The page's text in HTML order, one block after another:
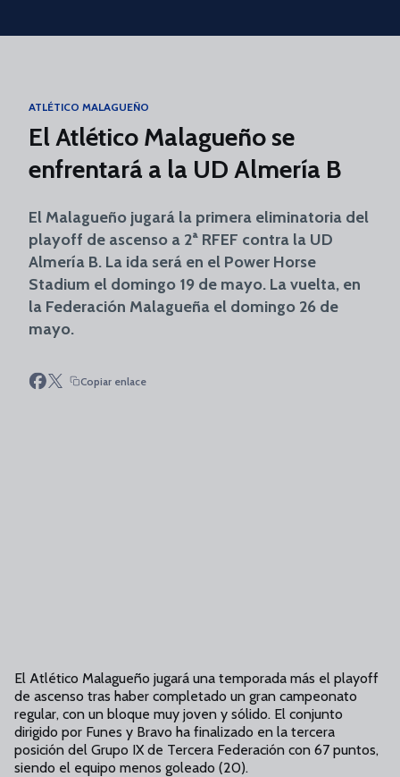
Skip to main content
ATLÉTICO MALAGUEÑO
El Atlético Malagueño se
enfrentará a la UD Almería B
El Malagueño jugará la primera eliminatoria del
playoff de ascenso a 2ª RFEF contra la UD
Almería B. La ida será en el Power Horse
Stadium el domingo 19 de mayo. La vuelta, en
la Federación Malagueña el domingo 26 de
mayo.
Copiar enlace
El Atlético Malagueño jugará una temporada más el playoff
de ascenso tras haber completado un gran campeonato
regular, con un bloque muy joven y sólido. El conjunto
dirigido por Funes y Bravo ha finalizado en la tercera
posición del Grupo IX de Tercera Federación con 67 puntos,
siendo el equipo menos goleado (20).